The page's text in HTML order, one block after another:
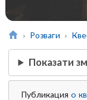
Розваги
Показати
Публикацияо